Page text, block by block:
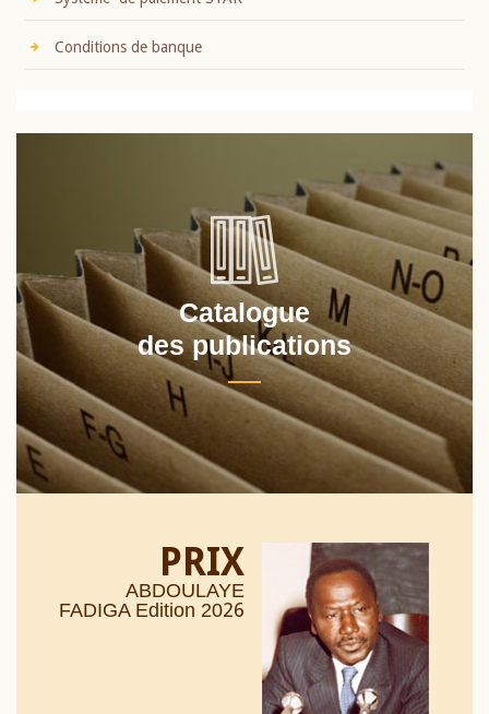
Conditions de banque
Catalogue
des publications
PRIX
ABDOULAYE
FADIGA Edition 2026